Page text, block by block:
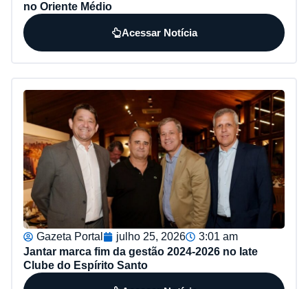
no Oriente Médio
Acessar Notícia
Gazeta Portal julho 25, 2026
3:01 am
Jantar marca fim da gestão 2024-2026 no Iate
Clube do Espírito Santo